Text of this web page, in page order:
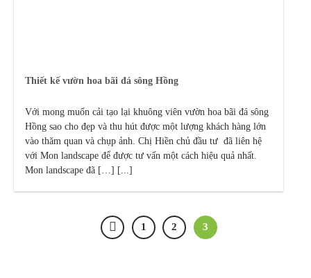
Thiết kế vườn hoa bãi đá sông Hồng
Với mong muốn cải tạo lại khuông viên vườn hoa bãi đá sông
Hồng sao cho đẹp và thu hút được một lượng khách hàng lớn
vào thăm quan và chụp ảnh. Chị Hiền chủ đầu tư đã liên hệ
với Mon landscape để được tư vấn một cách hiệu quả nhất.
Mon landscape đã […] [...]
1 2 3